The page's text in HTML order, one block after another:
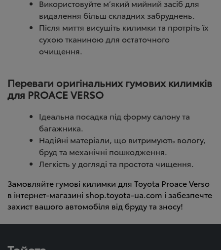
Використовуйте м’який мийний засіб для
видалення більш складних забруднень.
Після миття висушіть килимки та протріть їх
сухою тканиною для остаточного
очищення.
Переваги оригінальних гумових килимків
для PROACE VERSO
Ідеальна посадка під форму салону та
багажника.
Надійні матеріали, що витримують вологу,
бруд та механічні пошкодження.
Легкість у догляді та простота чищення.
Замовляйте гумові килимки для Toyota Proace Verso
в інтернет-магазині shop.toyota-ua.com і забезпечте
захист вашого автомобіля від бруду та зносу!